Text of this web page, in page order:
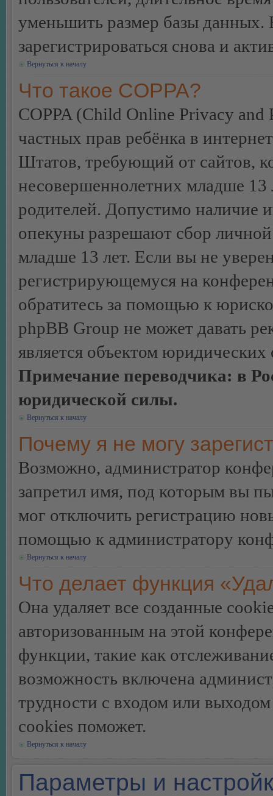
уменьшить размер базы данных.
зарегистрироваться снова и
Вернуться к началу
Что такое COPPA?
COPPA (Child Online Privacy
частных прав ребёнка в
Штатов, требующий от сайтов,
несовершеннолетних младше 13
родителей. Допустимо наличие
опекуны разрешают сбор
младше 13 лет. Если вы не
регистрирующемуся на
обратитесь за помощью к
phpBB Group не может давать
является объектом
Примечание переводчика: в
юридической силы.
Вернуться к началу
Почему я не могу
Возможно, администратор
запретил имя, под которым вы
мог отключить регистрацию
помощью к администратору
Вернуться к началу
Что делает функция
Она удаляет все созданные
авторизованным на этой
функции, такие как
возможность включена
трудности с входом или
cookies поможет.
Вернуться к началу
Параметры и